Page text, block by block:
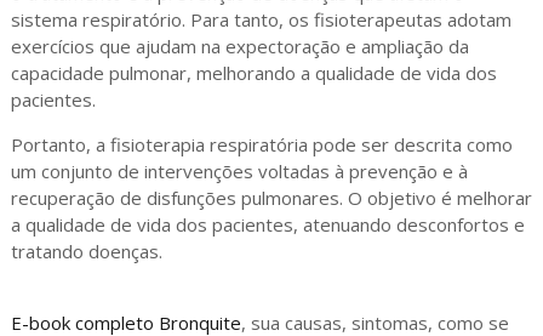
sistema respiratório. Para tanto, os fisioterapeutas adotam
exercícios que ajudam na expectoração e ampliação da
capacidade pulmonar, melhorando a qualidade de vida dos
pacientes.
Portanto, a fisioterapia respiratória pode ser descrita como
um conjunto de intervenções voltadas à prevenção e à
recuperação de disfunções pulmonares. O objetivo é melhorar
a qualidade de vida dos pacientes, atenuando desconfortos e
tratando doenças.
E-book completo Bronquite, sua causas, sintomas, como se